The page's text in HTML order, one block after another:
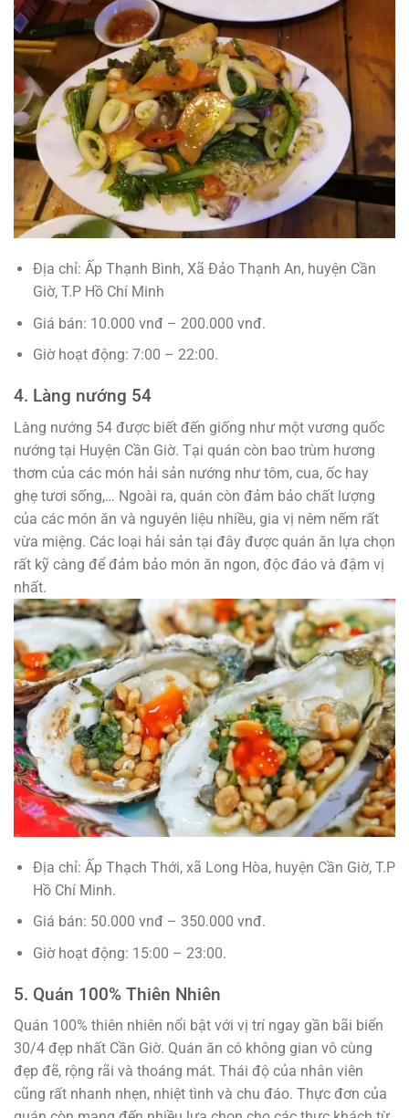
Địa chỉ: Ấp Thạnh Bình, Xã Đảo Thạnh An, huyện Cần
Giờ, T.P Hồ Chí Minh
Giá bán: 10.000 vnđ – 200.000 vnđ.
Giờ hoạt động: 7:00 – 22:00.
4. Làng nướng 54
Làng nướng 54 được biết đến giống như một vương quốc
nướng tại Huyện Cần Giờ. Tại quán còn bao trùm hương
thơm của các món hải sản nướng như tôm, cua, ốc hay
ghẹ tươi sống,… Ngoài ra, quán còn đảm bảo chất lượng
của các món ăn và nguyên liệu nhiều, gia vị nêm nếm rất
vừa miệng. Các loại hải sản tại đây được quán ăn lựa chọn
rất kỹ càng để đảm bảo món ăn ngon, độc đáo và đậm vị
nhất.
Địa chỉ: Ấp Thạch Thới, xã Long Hòa, huyện Cần Giờ, T.P
Hồ Chí Minh.
Giá bán: 50.000 vnđ – 350.000 vnđ.
Giờ hoạt động: 15:00 – 23:00.
5. Quán 100% Thiên Nhiên
Quán 100% thiên nhiên nổi bật với vị trí ngay gần bãi biển
30/4 đẹp nhất Cần Giờ. Quán ăn có không gian vô cùng
đẹp đẽ, rộng rãi và thoáng mát. Thái độ của nhân viên
cũng rất nhanh nhẹn, nhiệt tình và chu đáo. Thực đơn của